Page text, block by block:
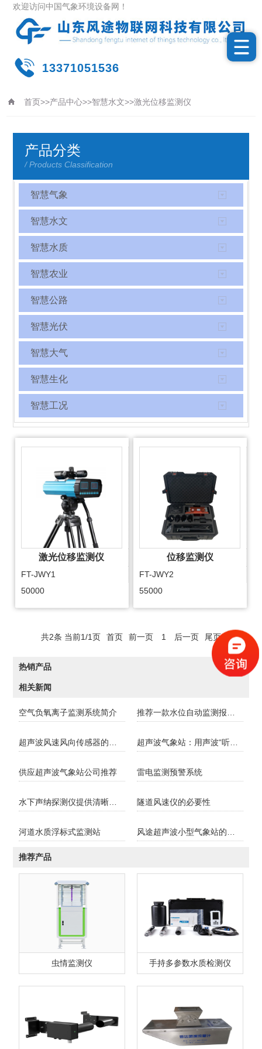
欢迎访问中国气象环境设备网！
13371051536
首页>>产品中心>>智慧水文>>激光位移监测仪
产品分类
/ Products Classification
智慧气象
智慧水文
智慧水质
智慧农业
智慧公路
智慧光伏
智慧大气
智慧生化
智慧工况
激光位移监测仪
FT-JWY1
50000
位移监测仪
FT-JWY2
55000
共2条 当前1/1页 首页 前一页 1 后一页 尾页
热销产品
相关新闻
空气负氧离子监测系统简介
供应超声波气象站公司推荐 雷电监测预警系统
水下声纳探测仪提供清晰成像助力水下打捞救援 隧道风速仪的必要性
河道水质浮标式监测站
推荐产品
虫情监测仪 手持多参数水质检测仪